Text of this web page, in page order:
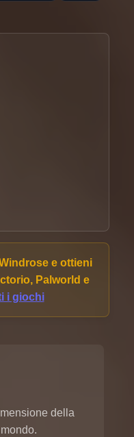
e ottieni
Palworld e
i giochi
della